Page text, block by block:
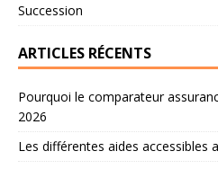
Succession
ARTICLES RÉCENTS
Pourquoi le comparateur
2026
Les différentes aides accessibles